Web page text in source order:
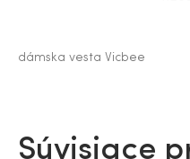
dámska vesta Vicbee
Súvisiace